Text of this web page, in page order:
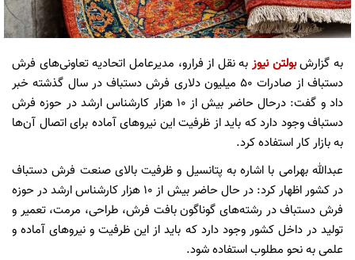
به گزارشبولتن نیوزبه نقل از فرارو، مدیرعامل اتحادیه تعاونی‌های فرش
دستباف از صادرات ۵۰ میلیون دلاری فرش دستباف در سال گذشته خبر
داد و گفت: درحال حاضر بیش از ۱۰ هزار کارشناس ارشد در حوزه فرش
دستباف وجود دارد که باید از ظرفیت این نیروهای آماده برای اتصال آن‌ها
به بازار کار استفاده کرد.
عبدالله بهرامی با اشاره به پتانسیل و ظرفیت بالای صنعت فرش دستباف
در کشور اظهار کرد: در حال حاضر بیش از ۱۰ هزار کارشناس ارشد در حوزه
فرش دستباف در رشته‌های گوناگون بافت فرش، طراحی، مرمت، تعمیر و
تولید در داخل کشور وجود دارد که باید از این ظرفیت و نیروهای آماده و
علمی به نحو مطلوب استفاده شود.